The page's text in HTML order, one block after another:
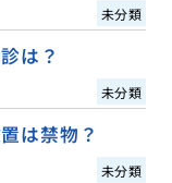
未分類
は？
未分類
は禁物？
未分類